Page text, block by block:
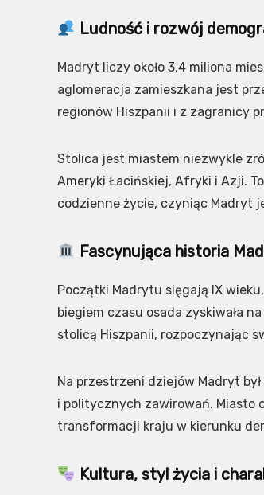
Ludność i rozwój
Madryt liczy około 3,4 miliona
aglomeracja zamieszkana jest
regionów Hiszpanii i z zagranicy
Stolica jest miastem niezwykle
Ameryki Łacińskiej, Afryki i Azji.
codzienne życie, czyniąc Madryt
Fascynująca historia
Początki Madrytu sięgają IX
biegiem czasu osada zyskiwała
stolicą Hiszpanii, rozpoczynając
Na przestrzeni dziejów Madryt
i politycznych zawirowań. Miasto
transformacji kraju w kierunku
Kultura, styl życia i